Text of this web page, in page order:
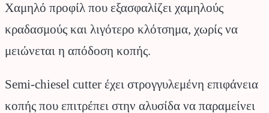
Χαμηλό προφίλ που εξασφαλίζει χαμηλούς
κραδασμούς και λιγότερο κλότσημα, χωρίς να
μειώνεται η απόδοση κοπής.
Semi-chiesel cutter έχει στρογγυλεμένη επιφάνεια
κοπής που επιτρέπει στην αλυσίδα να παραμείνει